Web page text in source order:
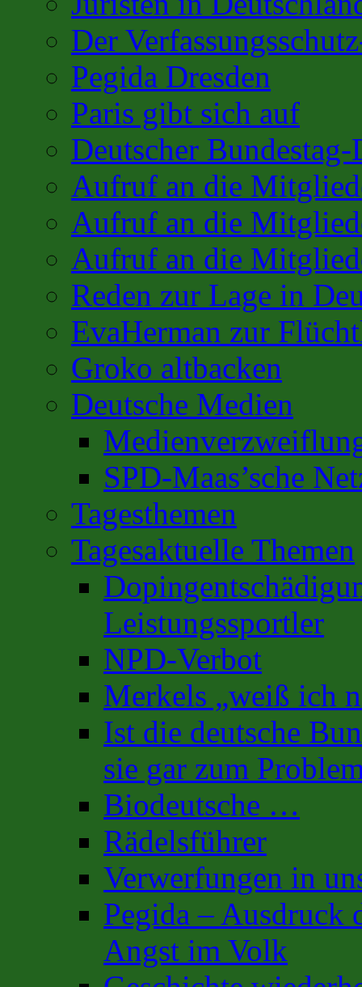
Der
Pegida Dresden
Paris gibt sich auf
Deutscher Bundestag-
Aufruf an die
Aufruf an die
Aufruf an die
Reden zur Lage in
EvaHerman zur
Groko altbacken
Deutsche Medien
SPD-Maas’sche
Tagesthemen
Tagesaktuelle Themen
Leistungssportler
NPD-Verbot
Merkels „weiß ich
Ist die deutsche
sie gar zum
Biodeutsche …
Rädelsführer
Verwerfungen in
Pegida – Ausdruck
Angst im Volk